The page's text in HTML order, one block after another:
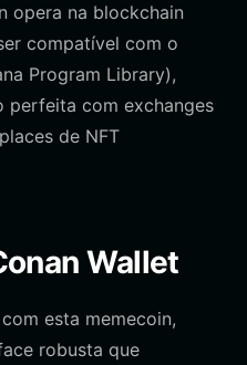
opera na blockchain
compatível com o
Program Library),
perfeita com exchanges
de NFT
Wallet
esta memecoin,
robusta que